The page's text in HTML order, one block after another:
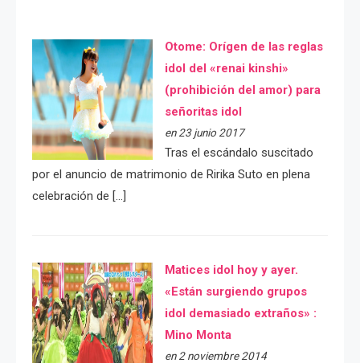
Otome: Orígen de las reglas
idol del «renai kinshi»
(prohibición del amor) para
señoritas idol
en 23 junio 2017
Tras el escándalo suscitado
por el anuncio de matrimonio de Ririka Suto en plena
celebración de […]
Matices idol hoy y ayer.
«Están surgiendo grupos
idol demasiado extraños» :
Mino Monta
en 2 noviembre 2014